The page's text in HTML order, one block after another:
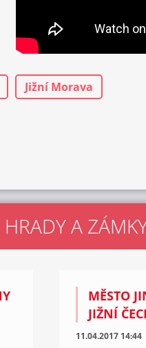
Jižní Morava
HRADY A
MĚSTO
JIŽNÍ
11.04.2017 14:44